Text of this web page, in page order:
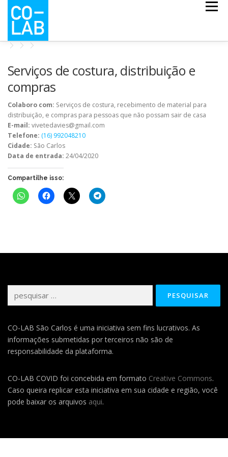
Pular
para
conteúdo
Menu
NOTÍCIAS QUEM SOMOS
Serviços de costura, distribuição e
compras
Colaboro com: Serviços de costura, recebimento de material para
distribuição, e compras para pessoas que não possam sair de casa
E-mail: vivetedavies@gmail.com
Telefone: (16) 992048210
Cidade: São Carlos
Data de entrada: 24/04/2020
Compartilhe isso:
por:
CO-LAB São Carlos é uma iniciativa sem fins lucrativos. As
informações submetidas por terceiros não são de
responsabilidade da plataforma.
CO-LAB COVID foi concebida em formato Creative Commons.
Caso queira replicar esta iniciativa em sua cidade e região, você
pode baixar os arquivos aqui.